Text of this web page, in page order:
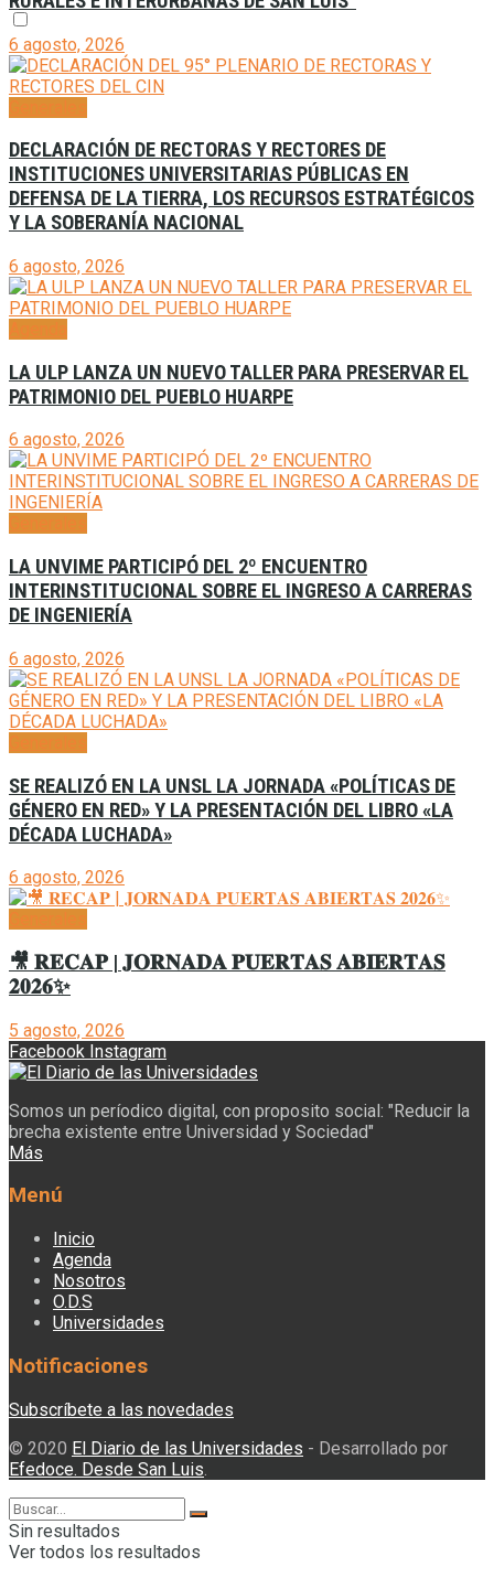
6 agosto, 2026
DECLARACIÓN DE RECTORAS Y RECTORES DE
INSTITUCIONES UNIVERSITARIAS PÚBLICAS EN
DEFENSA DE LA TIERRA, LOS RECURSOS ESTRATÉGICOS
Y LA SOBERANÍA NACIONAL
6 agosto, 2026
LA ULP LANZA UN NUEVO TALLER PARA PRESERVAR EL
PATRIMONIO DEL PUEBLO HUARPE
6 agosto, 2026
LA UNVIME PARTICIPÓ DEL 2º ENCUENTRO
INTERINSTITUCIONAL SOBRE EL INGRESO A CARRERAS
DE INGENIERÍA
6 agosto, 2026
SE REALIZÓ EN LA UNSL LA JORNADA «POLÍTICAS DE
GÉNERO EN RED» Y LA PRESENTACIÓN DEL LIBRO «LA
DÉCADA LUCHADA»
6 agosto, 2026
🎥 𝐑𝐄𝐂𝐀𝐏 | 𝐉𝐎𝐑𝐍𝐀𝐃𝐀 𝐏𝐔𝐄𝐑𝐓𝐀𝐒 𝐀𝐁𝐈𝐄𝐑𝐓𝐀𝐒
𝟐𝟎𝟐𝟔✨
5 agosto, 2026
Facebook Instagram
Somos un períodico digital, con proposito social: "Reducir la
brecha existente entre Universidad y Sociedad"
Más
Menú
Inicio
Agenda
Nosotros
O.D.S
Universidades
Notificaciones
Subscríbete a las novedades
© 2020 El Diario de las Universidades - Desarrollado por
Efedoce. Desde San Luis
Sin resultados
Ver todos los resultados